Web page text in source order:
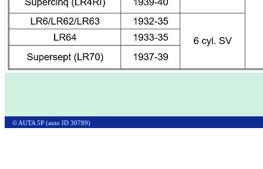
© AUTA 5P (auto ID 30789)